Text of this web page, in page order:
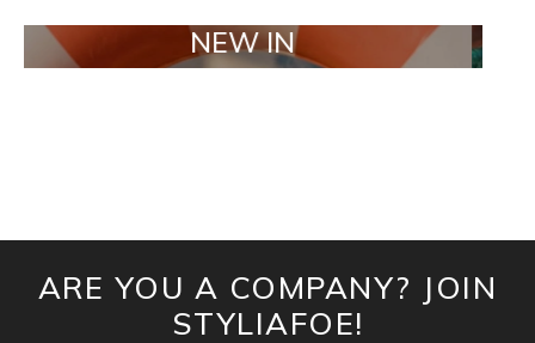
NEW IN
ARE YOU A COMPANY? JOIN
STYLIAFOE!